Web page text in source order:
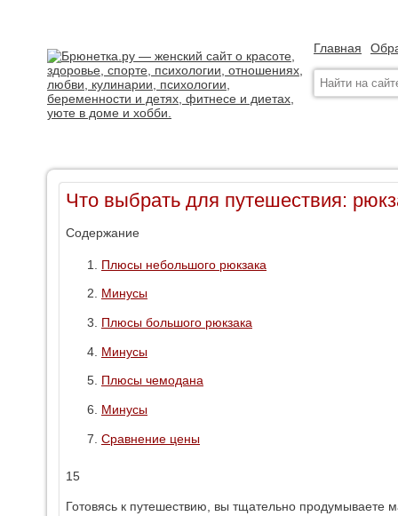
Главная
Что выбрать для путешествия:
Содержание
Плюсы небольшого рюкзака
Минусы
Плюсы большого рюкзака
Минусы
Плюсы чемодана
Минусы
Сравнение цены
15
Готовясь к путешествию, вы тщательно продумываете